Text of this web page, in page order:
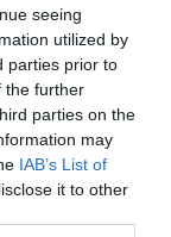
seeing
utilized by
parties prior to
the further
parties on the
may
IAB’s List of
it to other